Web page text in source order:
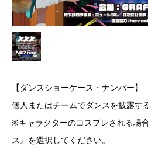
【ダンスショーケース・ナンバー】
個人またはチームでダンスを披露す
※キャラクターのコスプレされる場
ス』を選択してください。